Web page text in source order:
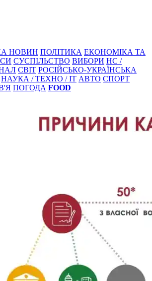
НОВИН ПОЛІТИКА ЕКОНОМІКА ТА
СУСПІЛЬСТВО ВИБОРИ НС /
СВІТ РОСІЙСЬКО-УКРАЇНСЬКА
НАУКА / ТЕХНО / IT АВТО СПОРТ
ПОГОДА FOOD